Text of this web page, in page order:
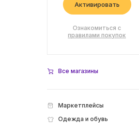
Активировать
Ознакомиться с
правилами покупок
Все магазины
Маркетплейсы
Одежда и обувь